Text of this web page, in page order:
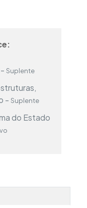
Suplente
- Suplente
do Estado